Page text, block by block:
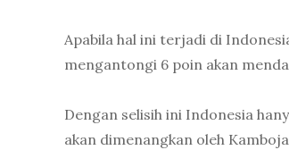
Apabila hal ini terjadi di
mengantongi 6 poin akan
Dengan selisih ini Indonesia
akan dimenangkan oleh